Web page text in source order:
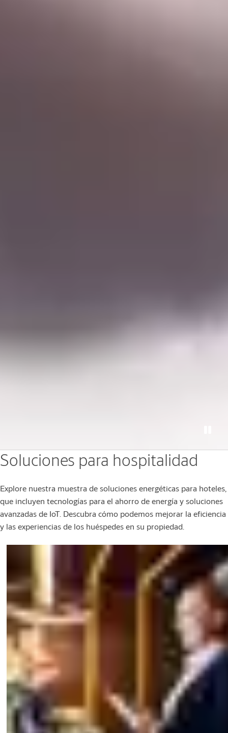
Soluciones para hospitalidad
Explore nuestra muestra de soluciones energéticas para hoteles,
que incluyen tecnologías para el ahorro de energía y soluciones
avanzadas de IoT. Descubra cómo podemos mejorar la eficiencia
y las experiencias de los huéspedes en su propiedad.